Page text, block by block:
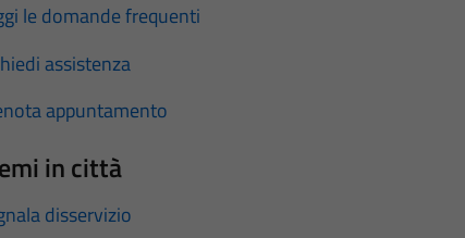
le domande frequenti
assistenza
appuntamento
in città
disservizio